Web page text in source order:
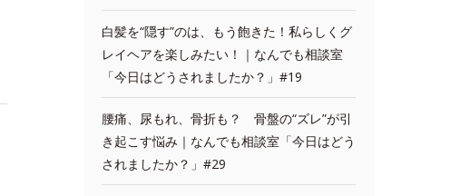
白髪を“隠す”のは、もう飽きた！私らしくグ
レイヘアを楽しみたい！｜なんでも相談室
「今日はどうされましたか？」#19
腰痛、尿もれ、骨折も？ 骨盤の“ズレ”が引
き起こす悩み｜なんでも相談室「今日はどう
されましたか？」#29